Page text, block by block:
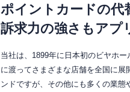
ポイントカードの代
訴求力の強さもアプ
当社は、1899年に日本初のビヤホ
に渡ってさまざまな店舗を全国に
ンドですが、その他にも多くの業